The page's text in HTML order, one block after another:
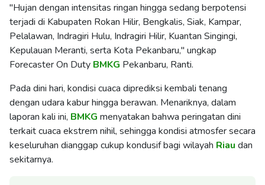
"Hujan dengan intensitas ringan hingga sedang berpotensi
terjadi di Kabupaten Rokan Hilir, Bengkalis, Siak, Kampar,
Pelalawan, Indragiri Hulu, Indragiri Hilir, Kuantan Singingi,
Kepulauan Meranti, serta Kota Pekanbaru," ungkap
Forecaster On Duty BMKG Pekanbaru, Ranti.
Pada dini hari, kondisi cuaca diprediksi kembali tenang
dengan udara kabur hingga berawan. Menariknya, dalam
laporan kali ini, BMKG menyatakan bahwa peringatan dini
terkait cuaca ekstrem nihil, sehingga kondisi atmosfer secara
keseluruhan dianggap cukup kondusif bagi wilayah Riau dan
sekitarnya.